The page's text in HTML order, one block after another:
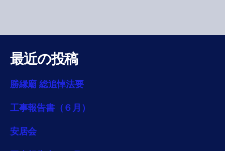
最近の投稿
勝縁廟 総追悼法要
工事報告書（６月）
安居会